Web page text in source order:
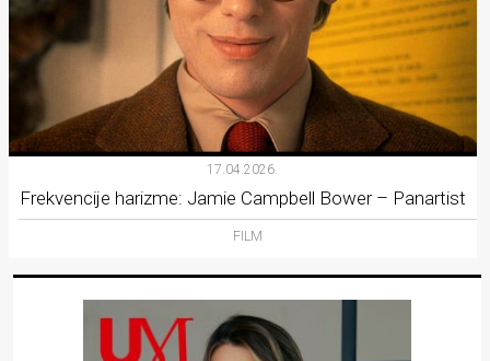
17.04.2026.
Frekvencije harizme: Jamie Campbell Bower – Panartist
FILM